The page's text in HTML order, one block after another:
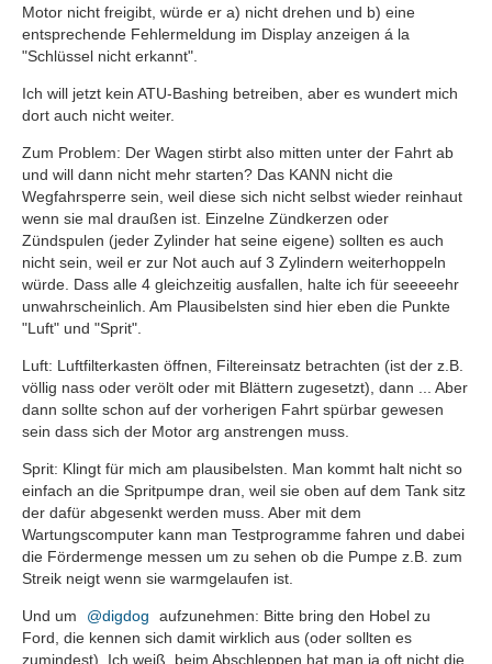
Motor nicht freigibt, würde er a) nicht drehen und b) eine
entsprechende Fehlermeldung im Display anzeigen á la
"Schlüssel nicht erkannt".
Ich will jetzt kein ATU-Bashing betreiben, aber es wundert mich
dort auch nicht weiter.
Zum Problem: Der Wagen stirbt also mitten unter der Fahrt ab
und will dann nicht mehr starten? Das KANN nicht die
Wegfahrsperre sein, weil diese sich nicht selbst wieder reinhaut
wenn sie mal draußen ist. Einzelne Zündkerzen oder
Zündspulen (jeder Zylinder hat seine eigene) sollten es auch
nicht sein, weil er zur Not auch auf 3 Zylindern weiterhoppeln
würde. Dass alle 4 gleichzeitig ausfallen, halte ich für seeeeehr
unwahrscheinlich. Am Plausibelsten sind hier eben die Punkte
"Luft" und "Sprit".
Luft: Luftfilterkasten öffnen, Filtereinsatz betrachten (ist der z.B.
völlig nass oder verölt oder mit Blättern zugesetzt), dann ... Aber
dann sollte schon auf der vorherigen Fahrt spürbar gewesen
sein dass sich der Motor arg anstrengen muss.
Sprit: Klingt für mich am plausibelsten. Man kommt halt nicht so
einfach an die Spritpumpe dran, weil sie oben auf dem Tank sitz
der dafür abgesenkt werden muss. Aber mit dem
Wartungscomputer kann man Testprogramme fahren und dabei
die Fördermenge messen um zu sehen ob die Pumpe z.B. zum
Streik neigt wenn sie warmgelaufen ist.
Und um digdog
aufzunehmen: Bitte bring den Hobel zu
Ford, die kennen sich damit wirklich aus (oder sollten es
zumindest). Ich weiß, beim Abschleppen hat man ja oft nicht die